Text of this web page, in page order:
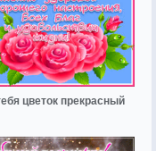
цветок прекрасный